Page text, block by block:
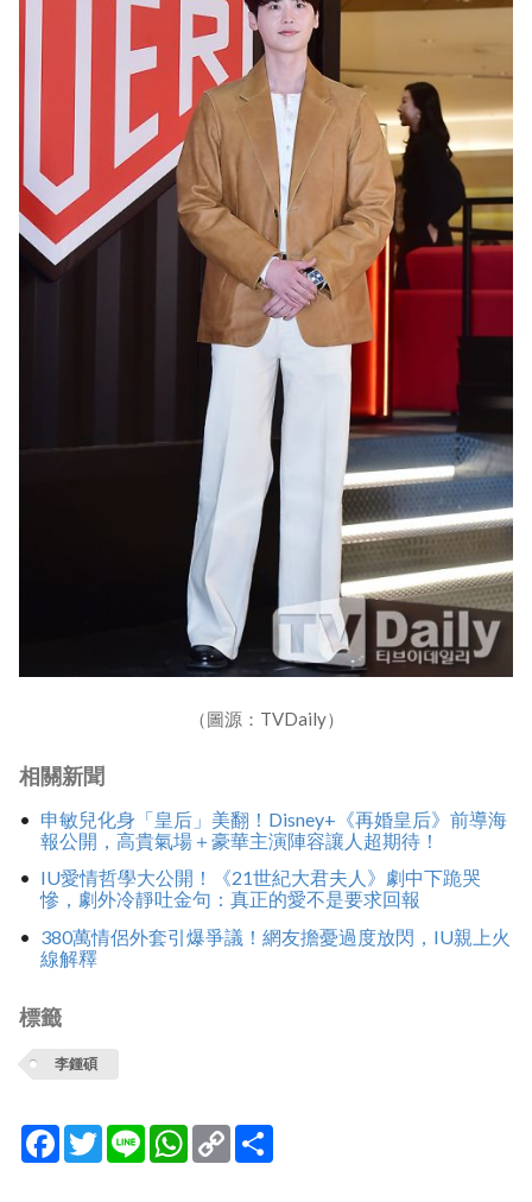
（圖源：TVDaily）
相關新聞
申敏兒化身「皇后」美翻！Disney+《再婚皇后》前導海
報公開，高貴氣場＋豪華主演陣容讓人超期待！
IU愛情哲學大公開！《21世紀大君夫人》劇中下跪哭
慘，劇外冷靜吐金句：真正的愛不是要求回報
380萬情侶外套引爆爭議！網友擔憂過度放閃，IU親上火
線解釋
標籤
李鍾碩
Facebook
TwitterLine WhatsApp
Copy
Link